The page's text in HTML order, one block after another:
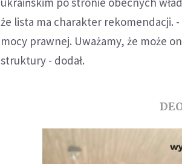
że lista ma charakter rekomendacji.
mocy prawnej. Uważamy, że może
struktury - dodał.